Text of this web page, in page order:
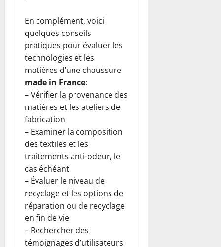
En complément, voici
quelques conseils
pratiques pour évaluer les
technologies et les
matières d’une chaussure
made in France:
– Vérifier la provenance des
matières et les ateliers de
fabrication
– Examiner la composition
des textiles et les
traitements anti-odeur, le
cas échéant
– Évaluer le niveau de
recyclage et les options de
réparation ou de recyclage
en fin de vie
– Rechercher des
témoignages d’utilisateurs